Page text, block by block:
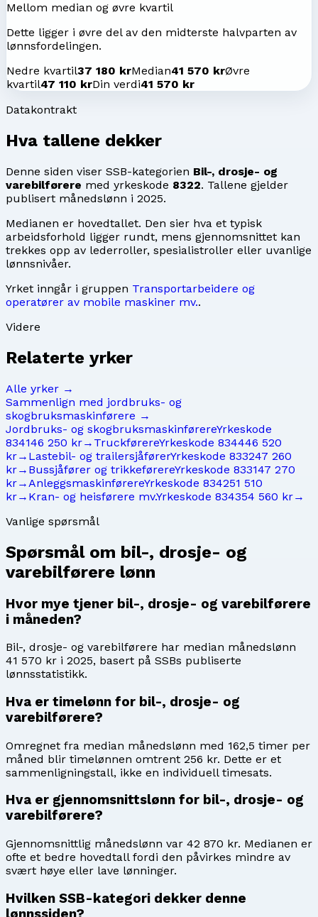
Mellom median og øvre kvartil
Dette ligger i øvre del av den midterste halvparten av
lønnsfordelingen.
Nedre kvartil37 180 krMedian41 570 krØvre
kvartil47 110 krDin verdi41 570 kr
Datakontrakt
Hva tallene dekker
Denne siden viser SSB-kategorien Bil-, drosje- og
varebilførere med yrkeskode 8322. Tallene gjelder
publisert månedslønn i 2025.
Medianen er hovedtallet. Den sier hva et typisk
arbeidsforhold ligger rundt, mens gjennomsnittet kan
trekkes opp av lederroller, spesialistroller eller uvanlige
lønnsnivåer.
Yrket inngår i gruppen Transportarbeidere og
operatører av mobile maskiner mv..
Videre
Relaterte yrker
Alle yrker →
Sammenlign med jordbruks- og
skogbruksmaskinførere →
Jordbruks- og skogbruksmaskinførereYrkeskode
834146 250 kr→ TruckførereYrkeskode 834446 520
kr→ Lastebil- og trailersjåførerYrkeskode 833247 260
kr→ Bussjåfører og trikkeførereYrkeskode 833147 270
kr→ AnleggsmaskinførereYrkeskode 834251 510
kr→ Kran- og heisførere mv.Yrkeskode 834354 560 kr→
Vanlige spørsmål
Spørsmål om bil-, drosje- og
varebilførere lønn
Hvor mye tjener bil-, drosje- og varebilførere
i måneden?
Bil-, drosje- og varebilførere har median månedslønn
41 570 kr i 2025, basert på SSBs publiserte
lønnsstatistikk.
Hva er timelønn for bil-, drosje- og
varebilførere?
Omregnet fra median månedslønn med 162,5 timer per
måned blir timelønnen omtrent 256 kr. Dette er et
sammenligningstall, ikke en individuell timesats.
Hva er gjennomsnittslønn for bil-, drosje- og
varebilførere?
Gjennomsnittlig månedslønn var 42 870 kr. Medianen er
ofte et bedre hovedtall fordi den påvirkes mindre av
svært høye eller lave lønninger.
Hvilken SSB-kategori dekker denne